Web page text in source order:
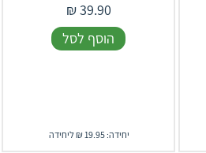
39.90
₪
הוסף לסל
יחידה: 19.95 ₪ ליחידה